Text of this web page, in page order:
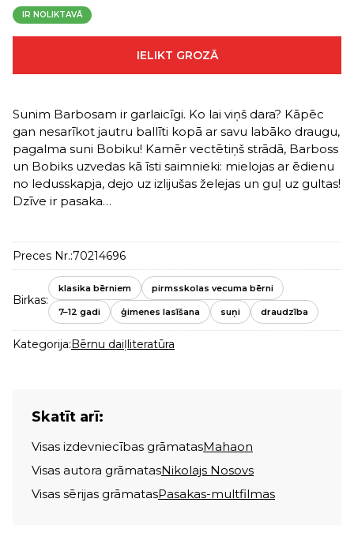
IR NOLIKTAVĀ
IELIKT GROZĀ
Sunim Barbosam ir garlaicīgi. Ko lai viņš dara? Kāpēc
gan nesarīkot jautru ballīti kopā ar savu labāko draugu,
pagalma suni Bobiku! Kamēr vectētiņš strādā, Barboss
un Bobiks uzvedas kā īsti saimnieki: mielojas ar ēdienu
no ledusskapja, dejo uz izlijušas želejas un guļ uz gultas!
Dzīve ir pasaka…
Preces Nr.:70214696
Birkas:
klasika bērniem pirmsskolas vecuma bērni
7–12 gadi ģimenes lasīšana suņi draudzība
Kategorija:Bērnu daiļliteratūra
Skatīt arī:
Visas izdevniecības grāmatasMahaon
Visas autora grāmatasNikolajs Nosovs
Visas sērijas grāmatasPasakas-multfilmas